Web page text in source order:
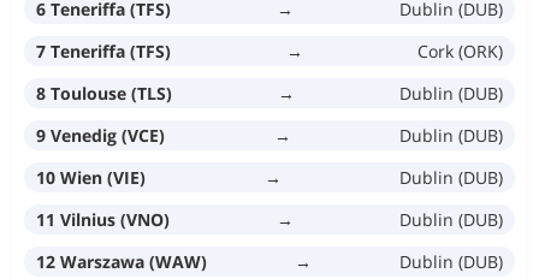
6 Teneriffa (TFS)
→
Dublin (DUB)
7 Teneriffa (TFS)
→
Cork (ORK)
8 Toulouse (TLS)
→
Dublin (DUB)
9 Venedig (VCE)
→
Dublin (DUB)
10 Wien (VIE)
→
Dublin (DUB)
11 Vilnius (VNO)
→
Dublin (DUB)
12 Warszawa (WAW)
→
Dublin (DUB)